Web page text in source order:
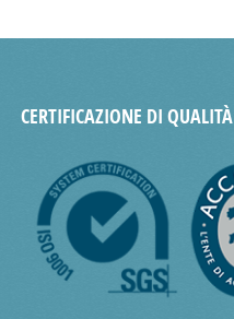
CERTIFICAZIONE DI QUALITÀ